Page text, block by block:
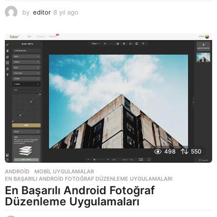
by editor 8 yıl ago
l
g
o
498 550
ANDROID ,MOBIL UYGULAMALAR
EN BAŞARILI ANDROID FOTOĞRAF DÜZENLEME UYGULAMALARI
En Başarılı Android Fotoğraf
Düzenleme Uygulamaları